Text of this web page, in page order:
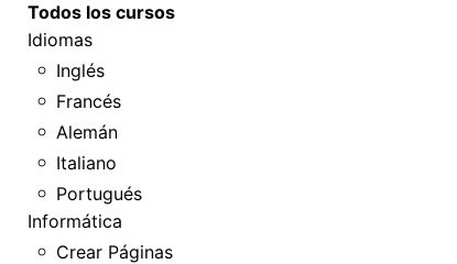
Todos los cursos
Idiomas
Inglés
Francés
Alemán
Italiano
Portugués
Informática
Crear Páginas